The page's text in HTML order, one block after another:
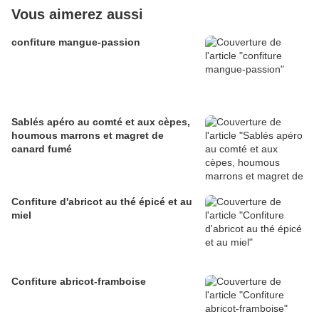
Vous aimerez aussi
confiture mangue-passion
Sablés apéro au comté et aux cèpes,
houmous marrons et magret de
canard fumé
Confiture d'abricot au thé épicé et au
miel
Confiture abricot-framboise